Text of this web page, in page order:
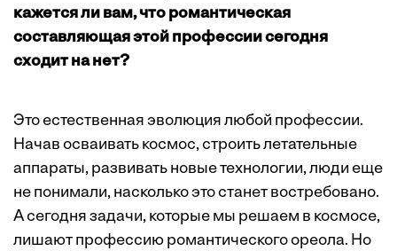
кажется ли вам, что романтическая
составляющая этой профессии сегодня
сходит на нет?
Это естественная эволюция любой профессии.
Начав осваивать космос, строить летательные
аппараты, развивать новые технологии, люди еще
не понимали, насколько это станет востребовано.
А сегодня задачи, которые мы решаем в космосе,
лишают профессию романтического ореола. Но